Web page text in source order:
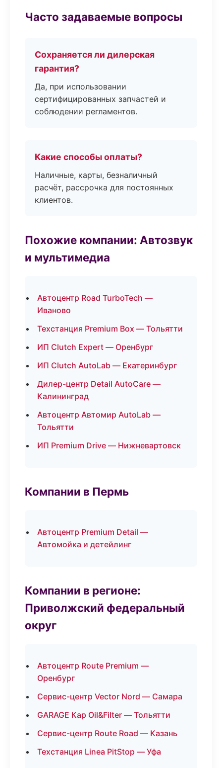
Часто задаваемые вопросы
Сохраняется ли дилерская
гарантия?
Да, при использовании
сертифицированных запчастей и
соблюдении регламентов.
Какие способы оплаты?
Наличные, карты, безналичный
расчёт, рассрочка для постоянных
клиентов.
Похожие компании: Автозвук
и мультимедиа
Автоцентр Road TurboTech —
Иваново
Техстанция Premium Box — Тольятти
ИП Clutch Expert — Оренбург
ИП Clutch AutoLab — Екатеринбург
Дилер-центр Detail AutoCare —
Калининград
Автоцентр Автомир AutoLab —
Тольятти
ИП Premium Drive — Нижневартовск
Компании в Пермь
Автоцентр Premium Detail —
Автомойка и детейлинг
Компании в регионе:
Приволжский федеральный
округ
Автоцентр Route Premium —
Оренбург
Сервис-центр Vector Nord — Самара
GARAGE Кар Oil&Filter — Тольятти
Сервис-центр Route Road — Казань
Техстанция Linea PitStop — Уфа